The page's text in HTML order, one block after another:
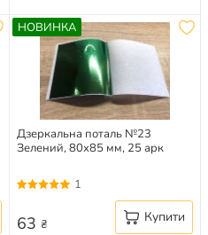
НОВИНКА
Дзеркальна поталь №23
Зелений, 80х85 мм, 25 арк
1
63 ₴ Купити